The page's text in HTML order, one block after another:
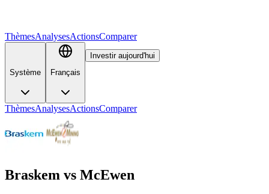
ThèmesAnalysesActionsComparer
Système Français
Investir aujourd'hui
ThèmesAnalysesActionsComparer
Braskem vs McEwen